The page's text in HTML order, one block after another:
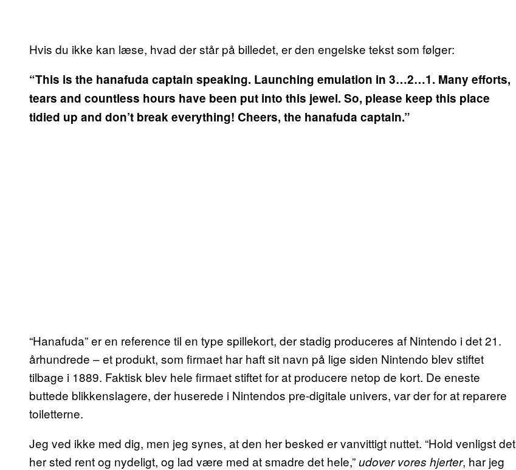
Hvis du ikke kan læse, hvad der står på billedet, er den engelske tekst som følger:
“This is the hanafuda captain speaking. Launching emulation in 3…2…1. Many efforts,
tears and countless hours have been put into this jewel. So, please keep this place
tidied up and don’t break everything! Cheers, the hanafuda captain.”
“Hanafuda” er en reference til en type spillekort, der stadig produceres af Nintendo i det 21.
århundrede – et produkt, som firmaet har haft sit navn på lige siden Nintendo blev stiftet
tilbage i 1889. Faktisk blev hele firmaet stiftet for at producere netop de kort. De eneste
buttede blikkenslagere, der huserede i Nintendos pre-digitale univers, var der for at reparere
toiletterne.
Jeg ved ikke med dig, men jeg synes, at den her besked er vanvittigt nuttet. “Hold venligst det
her sted rent og nydeligt, og lad være med at smadre det hele,”udover vores hjerter, har jeg